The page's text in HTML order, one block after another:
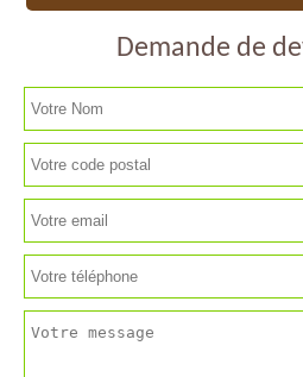
Demande de